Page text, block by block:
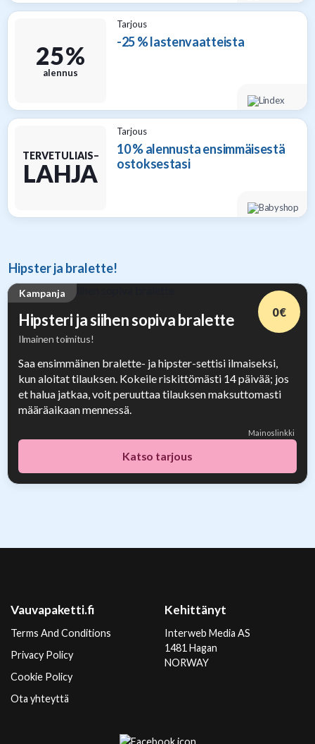
25 %
alennus
Tarjous
-25 % lastenvaatteista
TERVETULIAIS–
LAHJA
Tarjous
10 % alennusta ensimmäisestä
ostoksestasi
Hipster ja bralette!
Kampanja
Hipsteri ja siihen sopiva bralette
Ilmainen toimitus!
0 €
Saa ensimmäinen bralette- ja hipster-settisi ilmaiseksi,
kun aloitat tilauksen. Kokeile riskittömästi 14 päivää; jos
et halua jatkaa, voit peruuttaa tilauksen maksuttomasti
määräaikaan mennessä.
Mainoslinkki
Katso tarjous
Vauvapaketti.fi
Terms And Conditions
Privacy Policy
Cookie Policy
Ota yhteyttä
Kehittänyt
Interweb Media AS
1481 Hagan
NORWAY